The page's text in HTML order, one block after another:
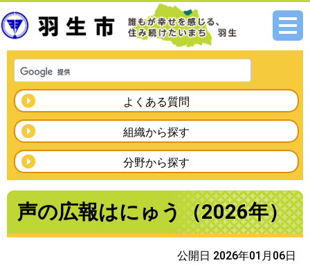
メニ
よくある質問
組織から探す
分野から探す
声の広報はにゅう（2026年）
公開日 2026年01月06日